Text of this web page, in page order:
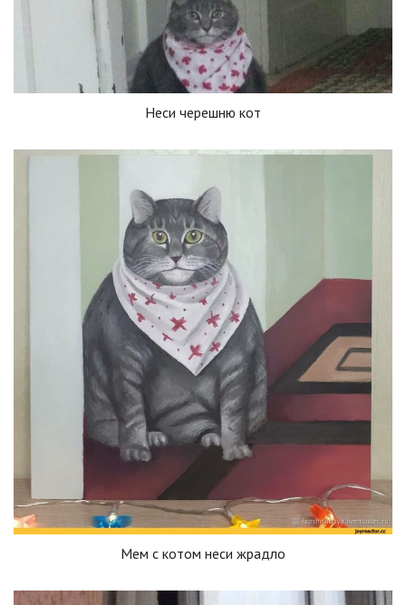
Неси черешню кот
Мем с котом неси жрадло